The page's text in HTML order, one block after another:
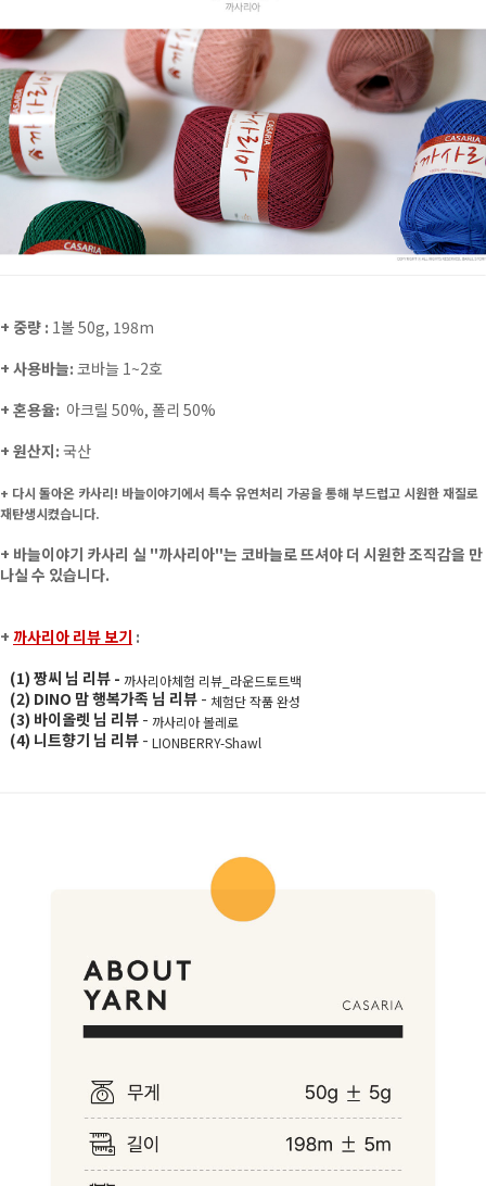
+ 중량 : 1볼 50g, 198m
+ 사용바늘: 코바늘 1~2호
+ 혼용율: 아크릴 50%, 폴리 50%
+ 원산지: 국산
+ 다시 돌아온 카사리! 바늘이야기에서 특수 유연처리 가공을 통해 부드럽고 시원한 재질로
재탄생시켰습니다.
+ 바늘이야기 카사리 실 "까사리아"는 코바늘로 뜨셔야 더 시원한 조직감을 만
나실 수 있습니다.
+ 까사리아 리뷰 보기 :
(1) 짱씨 님 리뷰 - 까사리아체험 리뷰_라운드토트백
(2) DINO 맘 행복가족 님 리뷰 - 체험단 작품 완성
(3) 바이올렛 님 리뷰 - 까사리아 볼레로
(4) 니트향기 님 리뷰 - LIONBERRY-Shawl